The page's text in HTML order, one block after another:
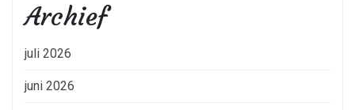
Archief
juli 2026
juni 2026